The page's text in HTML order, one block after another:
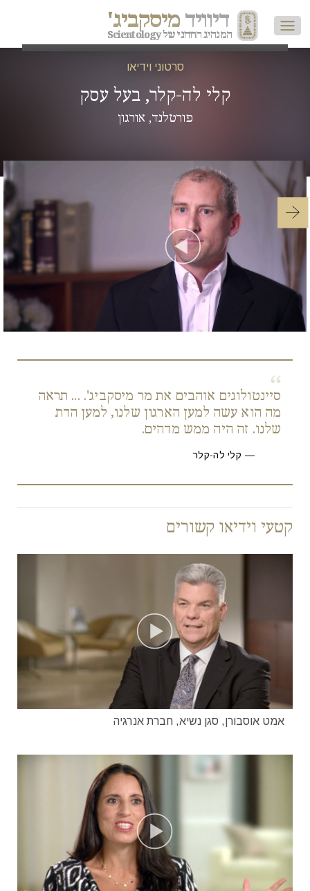
דיוויד מיסקביג'
המנהיג הרוחני של Scientology
סרטוני וידיאו
קלי לה-קלר, בעל עסק
פורטלנד, אורגון
Play
Video
סיינטולוגים אוהבים את מר מיסקביג'. ... תראה
מה הוא עשה למען הארגון שלנו, למען הדת
שלנו. זה היה ממש מדהים.
קלי לה-קלר
קטעי וידיאו קשורים
אמט אוסבורן, סגן נשיא, חברת אנרגיה